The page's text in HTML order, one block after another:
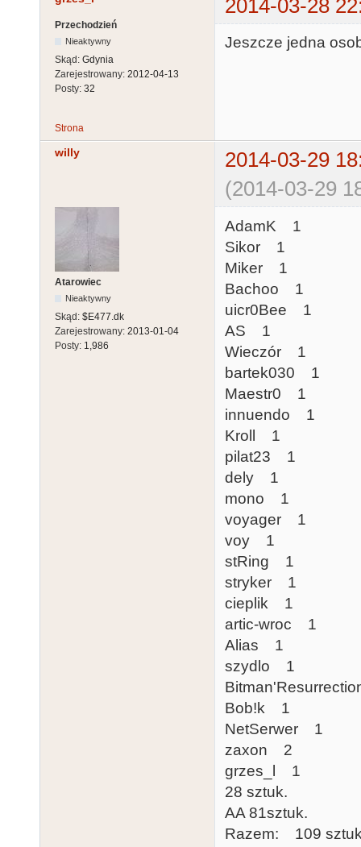
2014-03-28
Przechodzień
Nieaktywny
Skąd: Gdynia
Zarejestrowany: 2012-04-13
Posty: 32
Jeszcze jedna
Strona
willy
2014-03-29
(2014-03-29
Atarowiec
Nieaktywny
Skąd: $E477.dk
Zarejestrowany: 2013-01-04
Posty: 1,986
AdamK 1
Sikor 1
Miker 1
Bachoo 1
uicr0Bee 1
AS 1
Wieczór 1
bartek030 1
Maestr0 1
innuendo 1
Kroll 1
pilat23 1
dely 1
mono 1
voyager 1
voy 1
stRing 1
stryker 1
cieplik 1
artic-wroc 1
Alias 1
szydlo 1
Bob!k 1
NetSerwer 1
zaxon 2
grzes_l 1
28 sztuk.
AA 81sztuk.
Razem: 109